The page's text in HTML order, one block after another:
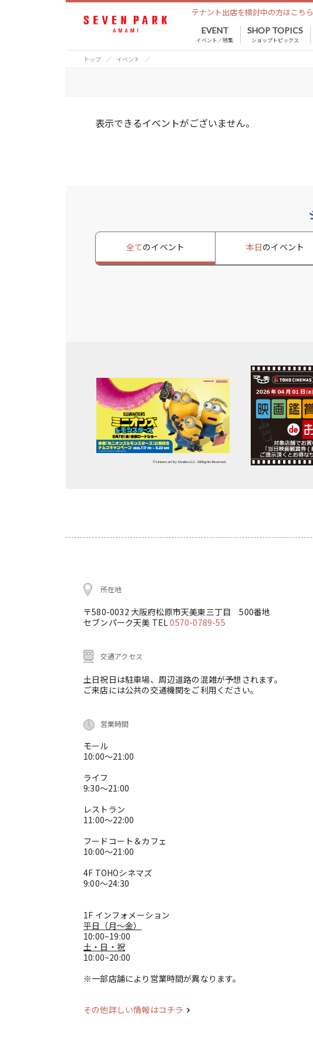
テナント出店を検討中の方はこちら
EVENT
イベント／特集
SHOP TOPICS
ショップトピックス
トップ イベント
表示できるイベントがございません。
全てのイベント 本日のイベント
© Universal City Studios LLC. All Rights Reserved.
所在地
〒580-0032 大阪府松原市天美東三丁目 500番地
セブンパーク天美 TEL0570-0789-55
交通アクセス
土日祝日は駐車場、周辺道路の混雑が予想されます。
ご来店には公共の交通機関をご利用ください。
営業時間
モール
10:00～21:00
ライフ
9:30～21:00
レストラン
11:00～22:00
フードコート＆カフェ
10:00～21:00
4F TOHOシネマズ
9:00～24:30
1F インフォメーション
平日（月～金）
10:00~19:00
土・日・祝
10:00~20:00
※一部店舗により営業時間が異なります。
その他詳しい情報はコチラ